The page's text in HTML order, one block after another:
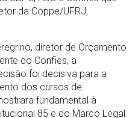
da Coppe/UFRJ,
diretor de Orçamento
do Confies, a
foi decisiva para a
dos cursos de
fundamental à
85 e do Marco Legal